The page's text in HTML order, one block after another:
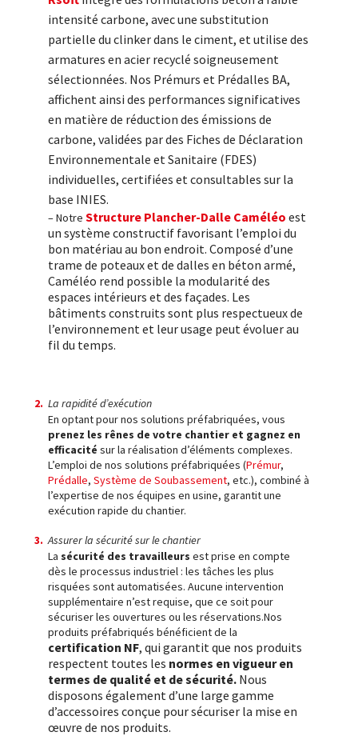
intensité carbone, avec une substitution
partielle du clinker dans le ciment, et utilise des
armatures en acier recyclé soigneusement
sélectionnées. Nos Prémurs et Prédalles BA,
affichent ainsi des performances significatives
en matière de réduction des émissions de
carbone, validées par des Fiches de Déclaration
Environnementale et Sanitaire (FDES)
individuelles, certifiées et consultables sur la
base INIES.
– Notre Structure Plancher-Dalle Caméléo est
un système constructif favorisant l’emploi du
bon matériau au bon endroit. Composé d’une
trame de poteaux et de dalles en béton armé,
Caméléo rend possible la modularité des
espaces intérieurs et des façades. Les
bâtiments construits sont plus respectueux de
l’environnement et leur usage peut évoluer au
fil du temps.
La rapidité d’exécution
En optant pour nos solutions préfabriquées, vous
prenez les rênes de votre chantier et gagnez en
efficacité sur la réalisation d’éléments complexes.
L’emploi de nos solutions préfabriquées (Prémur,
Prédalle, Système de Soubassement, etc.), combiné à
l’expertise de nos équipes en usine, garantit une
exécution rapide du chantier.
Assurer la sécurité sur le chantier
La sécurité des travailleurs est prise en compte
dès le processus industriel : les tâches les plus
risquées sont automatisées. Aucune intervention
supplémentaire n’est requise, que ce soit pour
sécuriser les ouvertures ou les réservations.Nos
produits préfabriqués bénéficient de la
certification NF, qui garantit que nos produits
respectent toutes les normes en vigueur en
termes de qualité et de sécurité. Nous
disposons également d’une large gamme
d’accessoires conçue pour sécuriser la mise en
œuvre de nos produits.